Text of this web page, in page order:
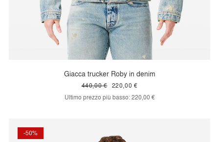
Giacca trucker Roby in denim
220,00 €
440,00 €
Ultimo prezzo più basso: 220,00 €
-50%